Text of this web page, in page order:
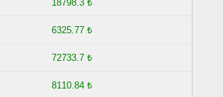
18798.3 ₺
6325.77 ₺
72733.7 ₺
8110.84 ₺